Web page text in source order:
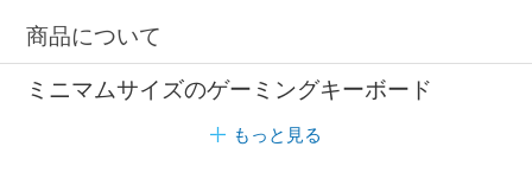
商品について
ミニマムサイズのゲーミングキーボード
もっと見る